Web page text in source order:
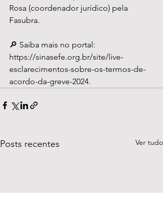
Rosa (coordenador jurídico) pela
Fasubra.
🔎 Saiba mais no portal:
https://sinasefe.org.br/site/live-
esclarecimentos-sobre-os-termos-de-
acordo-da-greve-2024.
Posts recentes Ver tudo